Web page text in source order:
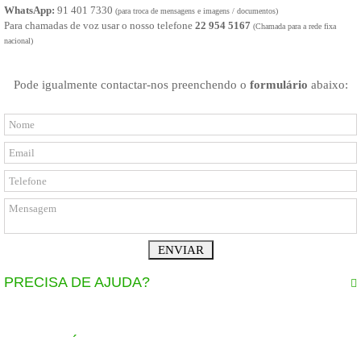
Depósito combustível
Tubos de combustível
Bombas de combustível
Caixa de Direção
Tubos de direção
Direção
EIXOS
ELECTRICIDADE
Alternador
Sensores e sondas
Motores de arranque
Manómetros
Manípulos
Interruptores
Fusíveis, relés e unidades eletrónicas
Canhão de ignição
WhatsApp: 91 401 7330 (para troca de mensagens e imagens / documentos)
Para chamadas de voz usar o nosso telefone 22 954 5167 (Chamada para a rede fixa
nacional)
Pode igualmente contactar-nos preenchendo o formulário abaixo:
PRECISA DE AJUDA?